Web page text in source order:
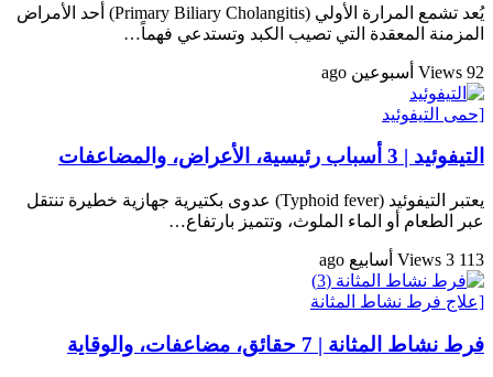
يُعد تشمع المرارة الأولي (Primary Biliary Cholangitis) أحد الأمراض
المزمنة المعقدة التي تصيب الكبد وتستدعي فهماً…
92 Views أسبوعين ago
[حمى التيفوئيد
التيفوئيد | 3 أسباب رئيسية، الأعراض، والمضاعفات
يعتبر التيفوئيد (Typhoid fever) عدوى بكتيرية جهازية خطيرة تنتقل
عبر الطعام أو الماء الملوث، وتتميز بارتفاع…
113 Views 3 أسابيع ago
[علاج فرط نشاط المثانة
فرط نشاط المثانة | 7 حقائق، مضاعفات، والوقاية